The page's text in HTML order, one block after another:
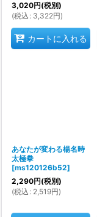
3,020円(税別)
(税込 : 3,322円)
カートに入れる
あなたが変わる楊名時
太極拳
[ms120126b52]
2,290円(税別)
(税込 : 2,519円)